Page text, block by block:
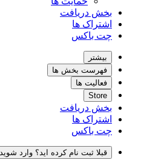
بخش دریافت
اشتراک ها
چت باکس
بیشتر
فهرست بخش ها
فعالیت ها
Store
بخش دریافت
اشتراک ها
چت باکس
قبلا ثبت نام کرده اید؟ وارد شوید